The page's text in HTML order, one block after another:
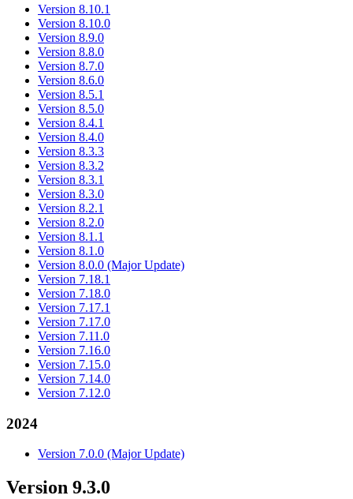
Version 8.10.1
Version 8.10.0
Version 8.9.0
Version 8.8.0
Version 8.7.0
Version 8.6.0
Version 8.5.1
Version 8.5.0
Version 8.4.1
Version 8.4.0
Version 8.3.3
Version 8.3.2
Version 8.3.1
Version 8.3.0
Version 8.2.1
Version 8.2.0
Version 8.1.1
Version 8.1.0
Version 8.0.0 (Major Update)
Version 7.18.1
Version 7.18.0
Version 7.17.1
Version 7.17.0
Version 7.11.0
Version 7.16.0
Version 7.15.0
Version 7.14.0
Version 7.12.0
2024
Version 7.0.0 (Major Update)
Version 9.3.0